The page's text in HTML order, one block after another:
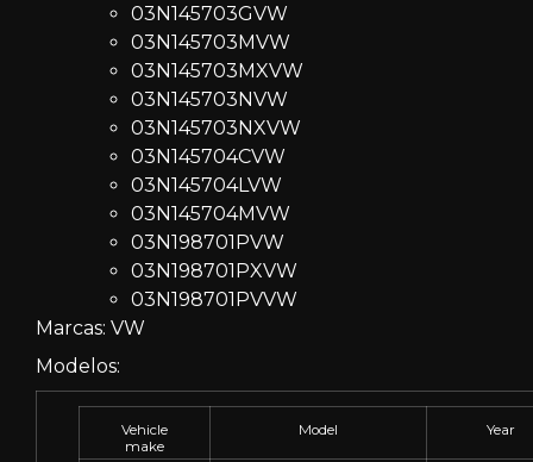
03N145703GVW
03N145703MVW
03N145703MXVW
03N145703NVW
03N145703NXVW
03N145704CVW
03N145704LVW
03N145704MVW
03N198701PVW
03N198701PXVW
03N198701PVVW
Marcas: VW
Modelos:
Vehicle
make
Model Year